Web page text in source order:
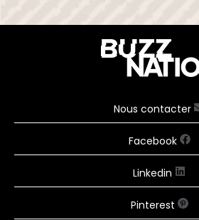
Nous contacter
Facebook
Linkedin
Pinterest